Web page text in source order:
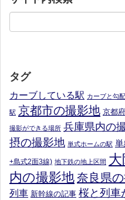
タグ
カーブしている駅 カーブと勾配
駅 京都市の撮影地 京都
撮影ができる場所 兵庫県内の
摂の撮影地 単式ホームの駅
+島式2面3線) 地下鉄の地上区間
内の撮影地奈良県
列車 新幹線の記事 桜と列車